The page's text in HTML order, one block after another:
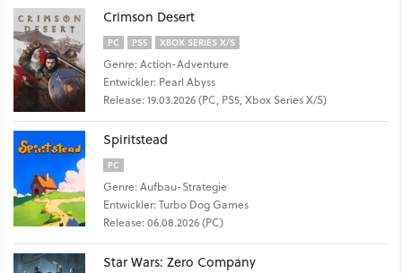
Crimson Desert
PC PS5 XBOX SERIES X/S
Genre: Action-Adventure
Entwickler: Pearl Abyss
Release: 19.03.2026 (PC, PS5, Xbox Series X/S)
Spiritstead
PC
Genre: Aufbau-Strategie
Entwickler: Turbo Dog Games
Release: 06.08.2026 (PC)
Star Wars: Zero Company